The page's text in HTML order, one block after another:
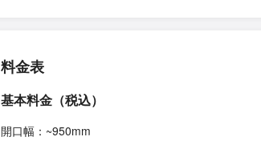
料金表
基本料金（税込）
開口幅：~950mm